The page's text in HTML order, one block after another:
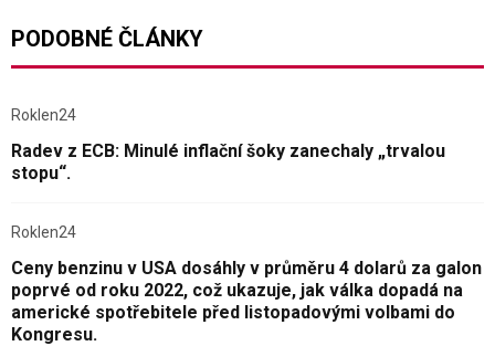
PODOBNÉ ČLÁNKY
Roklen24
Radev z ECB: Minulé inflační šoky zanechaly „trvalou
stopu“.
Roklen24
Ceny benzinu v USA dosáhly v průměru 4 dolarů za galon
poprvé od roku 2022, což ukazuje, jak válka dopadá na
americké spotřebitele před listopadovými volbami do
Kongresu.